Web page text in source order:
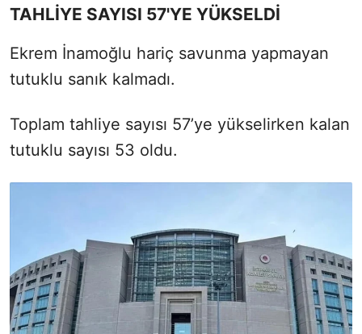
TAHLİYE SAYISI 57'YE YÜKSELDİ
Ekrem İnamoğlu hariç savunma yapmayan
tutuklu sanık kalmadı.
Toplam tahliye sayısı 57’ye yükselirken kalan
tutuklu sayısı 53 oldu.